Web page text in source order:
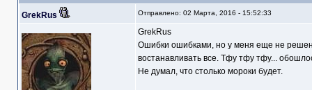
GrekRus Отправлено: 02 Марта, 2016 - 15:52:33
GrekRus
Ошибки ошибками, но у меня еще не решен
востанавливать все. Тфу тфу тфу...
Не думал, что столько мороки будет.